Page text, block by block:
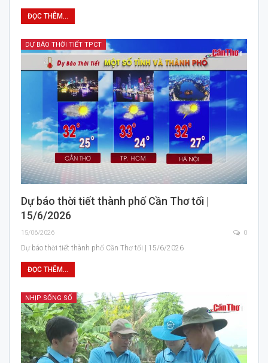
ĐỌC THÊM...
DỰ BÁO THỜI TIẾT TPCT
Dự báo thời tiết thành phố Cần Thơ tối |
15/6/2026
15/06/2026 0
Dự báo thời tiết thành phố Cần Thơ tối | 15/6/2026
ĐỌC THÊM...
NHỊP SỐNG SỐ